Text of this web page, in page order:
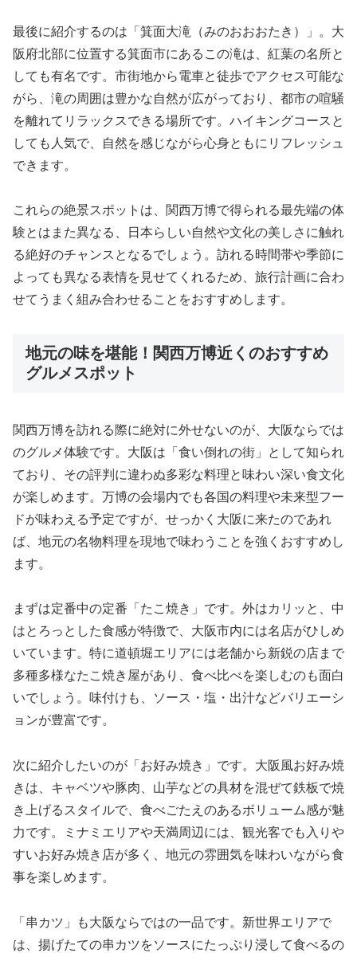
最後に紹介するのは「箕面大滝（みのおおおたき）」。大
阪府北部に位置する箕面市にあるこの滝は、紅葉の名所と
しても有名です。市街地から電車と徒歩でアクセス可能な
がら、滝の周囲は豊かな自然が広がっており、都市の喧騒
を離れてリラックスできる場所です。ハイキングコースと
しても人気で、自然を感じながら心身ともにリフレッシュ
できます。
これらの絶景スポットは、関西万博で得られる最先端の体
験とはまた異なる、日本らしい自然や文化の美しさに触れ
る絶好のチャンスとなるでしょう。訪れる時間帯や季節に
よっても異なる表情を見せてくれるため、旅行計画に合わ
せてうまく組み合わせることをおすすめします。
地元の味を堪能！関西万博近くのおすすめ
グルメスポット
関西万博を訪れる際に絶対に外せないのが、大阪ならでは
のグルメ体験です。大阪は「食い倒れの街」として知られ
ており、その評判に違わぬ多彩な料理と味わい深い食文化
が楽しめます。万博の会場内でも各国の料理や未来型フー
ドが味わえる予定ですが、せっかく大阪に来たのであれ
ば、地元の名物料理を現地で味わうことを強くおすすめし
ます。
まずは定番中の定番「たこ焼き」です。外はカリッと、中
はとろっとした食感が特徴で、大阪市内には名店がひしめ
いています。特に道頓堀エリアには老舗から新鋭の店まで
多種多様なたこ焼き屋があり、食べ比べを楽しむのも面白
いでしょう。味付けも、ソース・塩・出汁などバリエーシ
ョンが豊富です。
次に紹介したいのが「お好み焼き」です。大阪風お好み焼
きは、キャベツや豚肉、山芋などの具材を混ぜて鉄板で焼
き上げるスタイルで、食べごたえのあるボリューム感が魅
力です。ミナミエリアや天満周辺には、観光客でも入りや
すいお好み焼き店が多く、地元の雰囲気を味わいながら食
事を楽しめます。
「串カツ」も大阪ならではの一品です。新世界エリアで
は、揚げたての串カツをソースにたっぷり浸して食べるの